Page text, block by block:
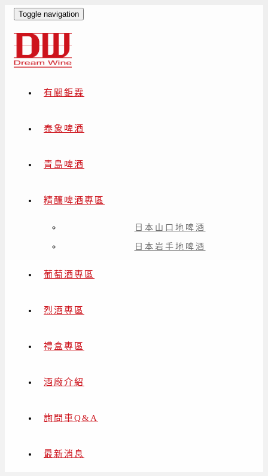
Toggle navigation
有關鉅霖
泰象啤酒
青島啤酒
精釀啤酒專區
日本山口地啤酒
日本岩手地啤酒
葡萄酒專區
烈酒專區
禮盒專區
酒廠介紹
詢問車Q&A
最新消息